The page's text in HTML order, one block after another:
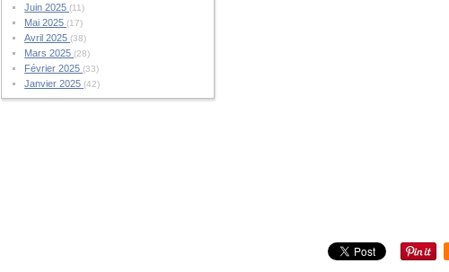
Juin 2025(11)
Mai 2025(17)
Avril 2025(38)
Mars 2025(28)
Février 2025(33)
Janvier 2025(42)